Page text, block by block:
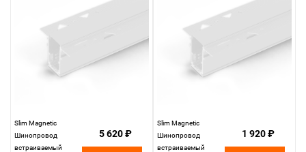
Slim Magnetic
Шинопровод
встраиваемый
5 620 ₽
Slim Magnetic
Шинопровод
встраиваемый
1 920 ₽